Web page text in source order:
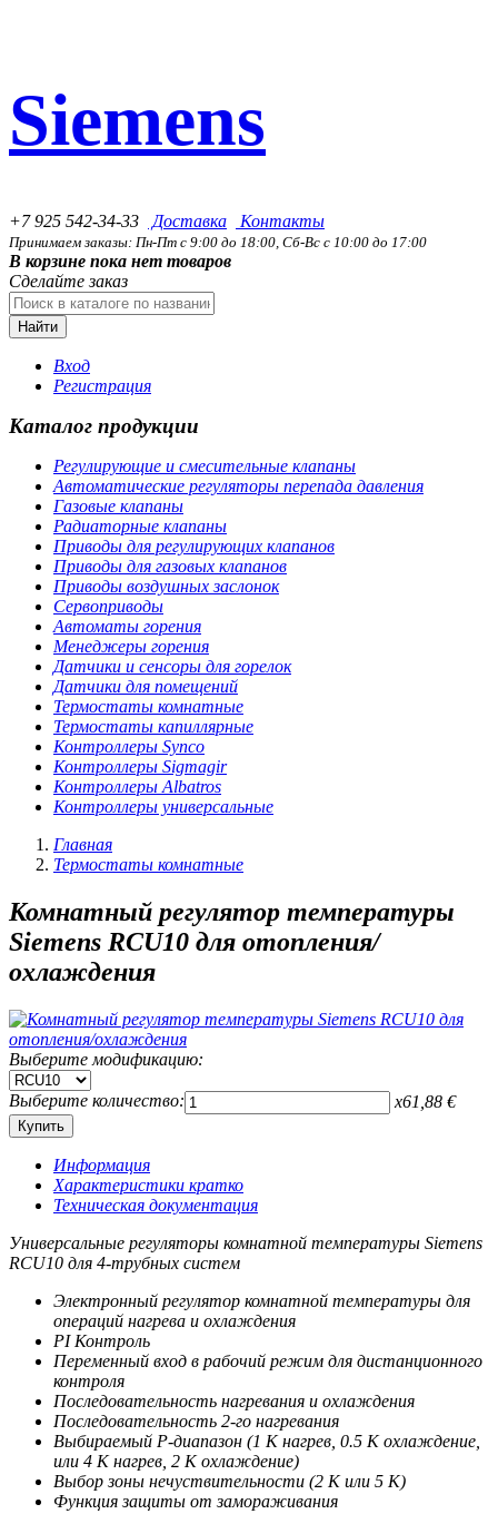
Siemens
+7 925 542-34-33 Доставка Контакты
Принимаем заказы: Пн-Пт с 9:00 до 18:00, Сб-Вс с 10:00 до 17:00
В корзине пока нет товаров
Сделайте заказ
Найти
Вход
Регистрация
Каталог продукции
Регулирующие и смесительные клапаны
Автоматические регуляторы перепада давления
Газовые клапаны
Радиаторные клапаны
Приводы для регулирующих клапанов
Приводы для газовых клапанов
Приводы воздушных заслонок
Сервоприводы
Автоматы горения
Менеджеры горения
Датчики и сенсоры для горелок
Датчики для помещений
Термостаты комнатные
Термостаты капиллярные
Контроллеры Synco
Контроллеры Sigmagir
Контроллеры Albatros
Контроллеры универсальные
Главная
Термостаты комнатные
Комнатный регулятор температуры
Siemens RCU10 для отопления/
охлаждения
Выберите модификацию:
Выберите количество: x61,88 €
Информация
Характеристики кратко
Техническая документация
Универсальные регуляторы комнатной температуры Siemens
RCU10 для 4-трубных систем
Электронный регулятор комнатной температуры для
операций нагрева и охлаждения
PI Контроль
Переменный вход в рабочий режим для дистанционного
контроля
Последовательность нагревания и охлаждения
Последовательность 2-го нагревания
Выбираемый Р-диапазон (1 К нагрев, 0.5 К охлаждение,
или 4 К нагрев, 2 К охлаждение)
Выбор зоны нечуствительности (2 К или 5 К)
Функция защиты от замораживания